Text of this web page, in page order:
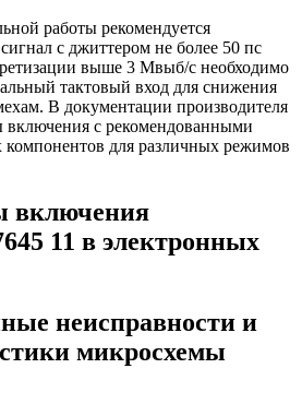
работы рекомендуется
с джиттером не более 50 пс
выше 3 Мвыб/с необходимо
тактовый вход для снижения
В документации производителя
включения с рекомендованными
для различных режимов
включения
11 в электронных
неисправности и
микросхемы